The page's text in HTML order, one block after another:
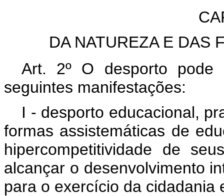
DA NATUREZA E DAS
Art. 2º O desporto pode
seguintes manifestações:
I - desporto educacional,
formas assistemáticas de
hipercompetitividade de
alcançar o desenvolvimento
para o exercício da cidadania